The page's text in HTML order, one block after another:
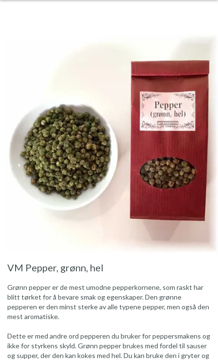
VM Pepper, grønn, hel
Grønn pepper er de mest umodne pepperkornene, som raskt har
blitt tørket for å bevare smak og egenskaper. Den grønne
pepperen er den minst sterke av alle typene pepper, men også den
mest aromatiske.
Dette er med andre ord pepperen du bruker for peppersmakens og
ikke for styrkens skyld. Grønn pepper brukes med fordel til sauser
og supper, der den kan kokes med hel. Du kan bruke den i gryter og